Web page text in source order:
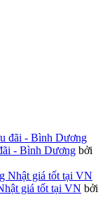
- Bình Dương bởi
giá tốt tại VN bởi